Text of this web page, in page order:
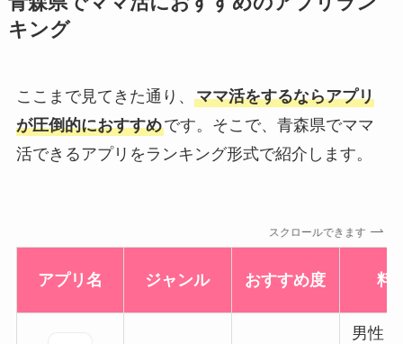
キング
ここまで見てきた通り、 ママ活をするならアプリ
が圧倒的におすすめです。そこで、青森県でママ
活できるアプリをランキング形式で紹介します。
スクロールできます
アプリ名 ジャンル おすすめ度 料
男性